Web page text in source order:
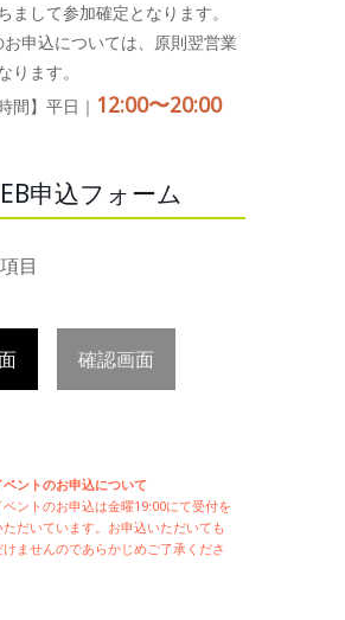
まして参加確定となります。
申込については、原則翌営業
ります。
間】平日｜ 12:00〜20:00
申込フォーム
目
確認画面
ントのお申込について
ベントのお申込は金曜19:00にて受付を
だいています。お申込いただいても
ませんのであらかじめご了承くださ